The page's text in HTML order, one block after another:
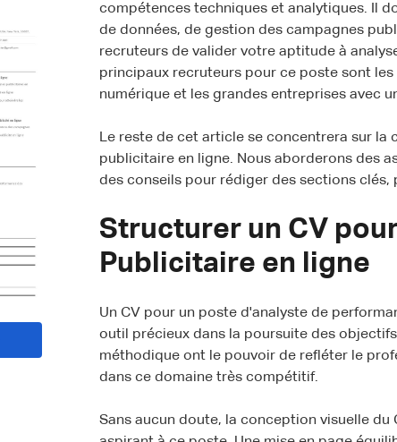
compétences techniques et analytiques. Il
de données, de gestion des campagnes
recruteurs de valider votre aptitude à
principaux recruteurs pour ce poste sont
numérique et les grandes entreprises avec
Le reste de cet article se concentrera sur la
publicitaire en ligne. Nous aborderons des
des conseils pour rédiger des sections
Structurer un CV
Publicitaire en ligne
Un CV pour un poste d'analyste de
outil précieux dans la poursuite des
méthodique ont le pouvoir de refléter le
dans ce domaine très compétitif.
Sans aucun doute, la conception visuelle